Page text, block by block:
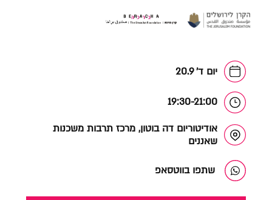
יום ד' 20.9
19:30-21:00
אודיטוריום דה בוטון, מרכז תרבות משכנות
שאננים
שתפו בווטסאפ